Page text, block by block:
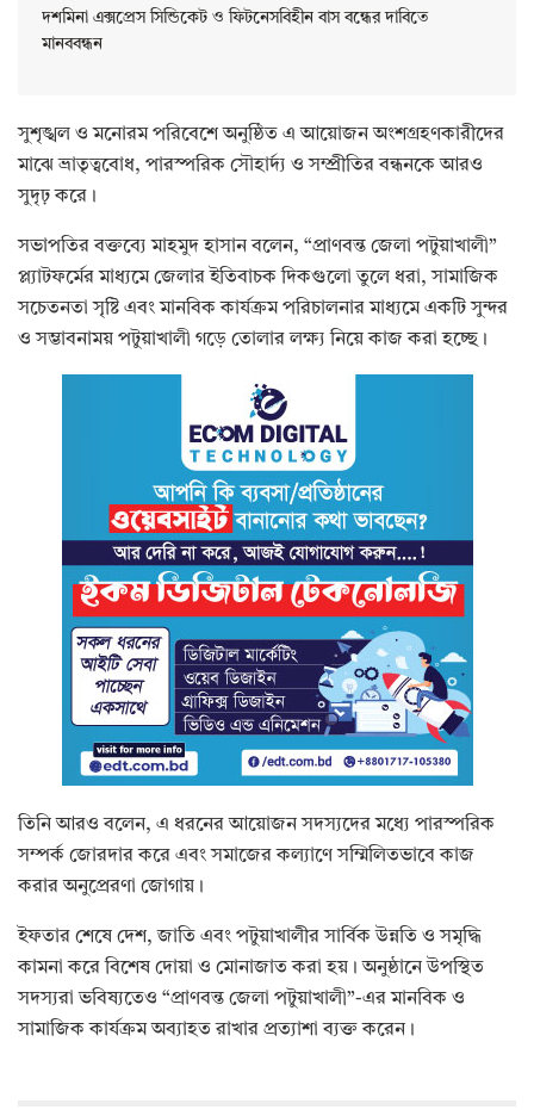
দশমিনা এক্সপ্রেস সিন্ডিকেট ও ফিটনেসবিহীন বাস বন্ধের দাবিতে
মানববন্ধন
সুশৃঙ্খল ও মনোরম পরিবেশে অনুষ্ঠিত এ আয়োজন অংশগ্রহণকারীদের
মাঝে ভ্রাতৃত্ববোধ, পারস্পরিক সৌহার্দ্য ও সম্প্রীতির বন্ধনকে আরও
সুদৃঢ় করে।
সভাপতির বক্তব্যে মাহমুদ হাসান বলেন, “প্রাণবন্ত জেলা পটুয়াখালী”
প্ল্যাটফর্মের মাধ্যমে জেলার ইতিবাচক দিকগুলো তুলে ধরা, সামাজিক
সচেতনতা সৃষ্টি এবং মানবিক কার্যক্রম পরিচালনার মাধ্যমে একটি সুন্দর
ও সম্ভাবনাময় পটুয়াখালী গড়ে তোলার লক্ষ্য নিয়ে কাজ করা হচ্ছে।
তিনি আরও বলেন, এ ধরনের আয়োজন সদস্যদের মধ্যে পারস্পরিক
সম্পর্ক জোরদার করে এবং সমাজের কল্যাণে সম্মিলিতভাবে কাজ
করার অনুপ্রেরণা জোগায়।
ইফতার শেষে দেশ, জাতি এবং পটুয়াখালীর সার্বিক উন্নতি ও সমৃদ্ধি
কামনা করে বিশেষ দোয়া ও মোনাজাত করা হয়। অনুষ্ঠানে উপস্থিত
সদস্যরা ভবিষ্যতেও “প্রাণবন্ত জেলা পটুয়াখালী”-এর মানবিক ও
সামাজিক কার্যক্রম অব্যাহত রাখার প্রত্যাশা ব্যক্ত করেন।